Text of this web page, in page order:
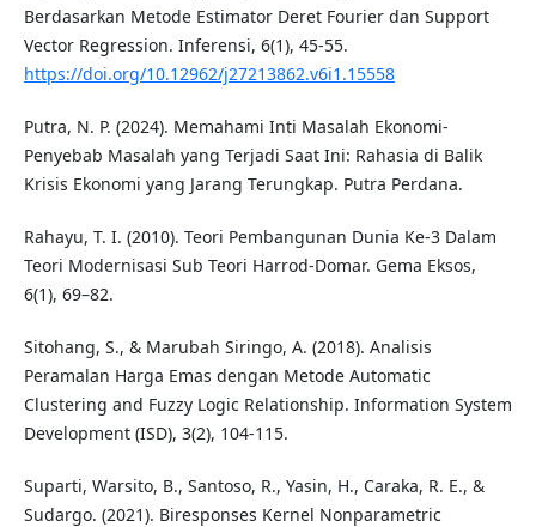
Berdasarkan Metode Estimator Deret Fourier dan Support
Vector Regression. Inferensi, 6(1), 45-55.
https://doi.org/10.12962/j27213862.v6i1.15558
Putra, N. P. (2024). Memahami Inti Masalah Ekonomi-
Penyebab Masalah yang Terjadi Saat Ini: Rahasia di Balik
Krisis Ekonomi yang Jarang Terungkap. Putra Perdana.
Rahayu, T. I. (2010). Teori Pembangunan Dunia Ke-3 Dalam
Teori Modernisasi Sub Teori Harrod-Domar. Gema Eksos,
6(1), 69–82.
Sitohang, S., & Marubah Siringo, A. (2018). Analisis
Peramalan Harga Emas dengan Metode Automatic
Clustering and Fuzzy Logic Relationship. Information System
Development (ISD), 3(2), 104-115.
Suparti, Warsito, B., Santoso, R., Yasin, H., Caraka, R. E., &
Sudargo. (2021). Biresponses Kernel Nonparametric